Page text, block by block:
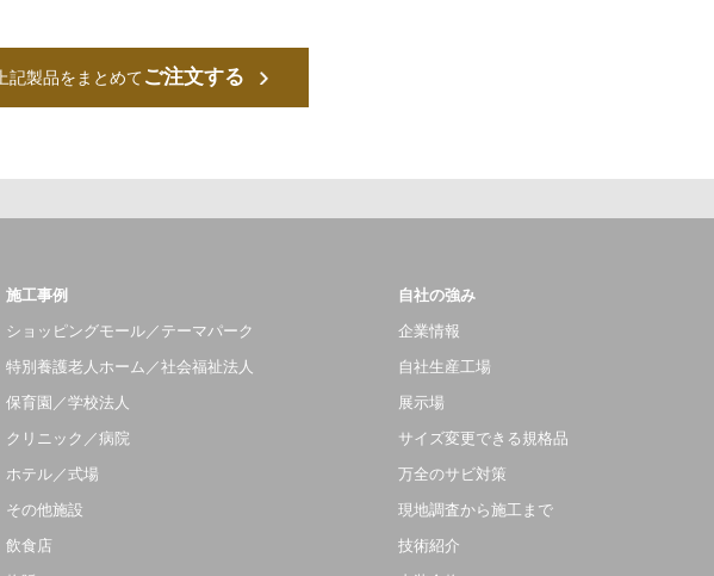
上記製品をまとめてご注文する
施工事例
ショッピングモール／テーマパーク
特別養護老人ホーム／社会福祉法人
保育園／学校法人
クリニック／病院
ホテル／式場
その他施設
飲食店
自社の強み
企業情報
自社生産工場
展示場
サイズ変更できる規格品
万全のサビ対策
現地調査から施工まで
技術紹介